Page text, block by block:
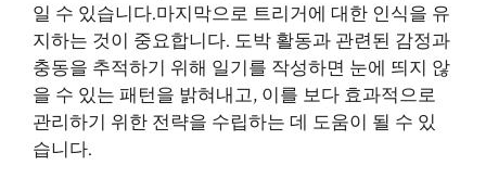
일 수 있습니다.마지막으로 트리거에 대한 인식을 유
지하는 것이 중요합니다. 도박 활동과 관련된 감정과
충동을 추적하기 위해 일기를 작성하면 눈에 띄지 않
을 수 있는 패턴을 밝혀내고, 이를 보다 효과적으로
관리하기 위한 전략을 수립하는 데 도움이 될 수 있
습니다.